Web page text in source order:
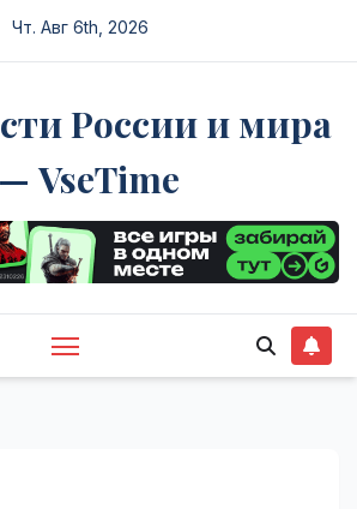
Чт. Авг 6th, 2026
России и мира
— VseTime